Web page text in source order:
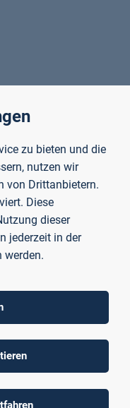
zu bieten und die
nutzen wir
von Drittanbietern.
Diese
dieser
jederzeit in der
werden.